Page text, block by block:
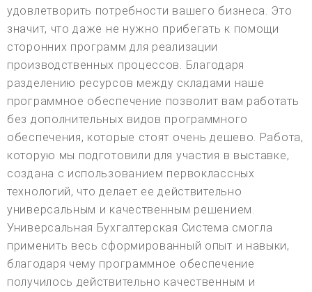
удовлетворить потребности вашего бизнеса. Это
значит, что даже не нужно прибегать к помощи
сторонних программ для реализации
производственных процессов. Благодаря
разделению ресурсов между складами наше
программное обеспечение позволит вам работать
без дополнительных видов программного
обеспечения, которые стоят очень дешево. Работа,
которую мы подготовили для участия в выставке,
создана с использованием первоклассных
технологий, что делает ее действительно
универсальным и качественным решением.
Универсальная Бухгалтерская Система смогла
применить весь сформированный опыт и навыки,
благодаря чему программное обеспечение
получилось действительно качественным и